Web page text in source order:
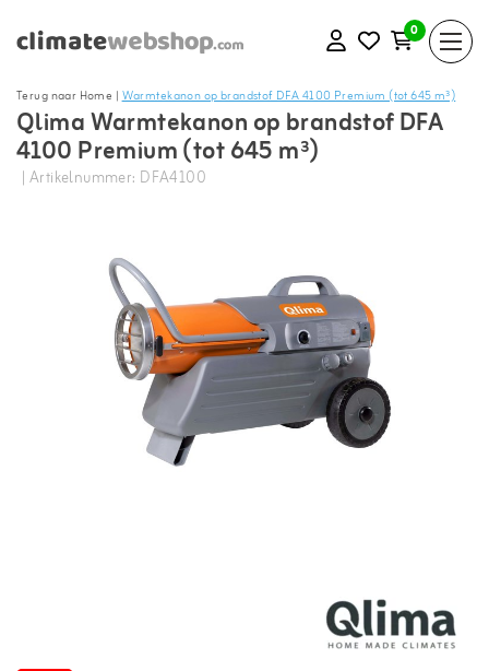
0
Terug naar Home |Warmtekanon op brandstof DFA 4100 Premium (tot 645 m³)
Qlima Warmtekanon op brandstof DFA
4100 Premium (tot 645 m³)
| Artikelnummer: DFA4100